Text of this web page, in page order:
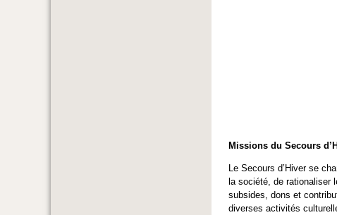
Missions du Secours
Le Secours d’Hiver se
la société, de rationaliser
subsides, dons et
diverses activités